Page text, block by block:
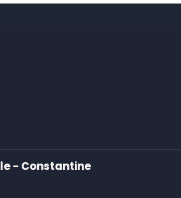
- Constantine